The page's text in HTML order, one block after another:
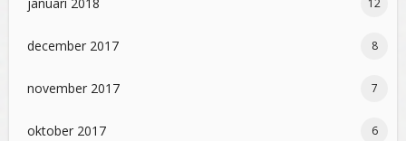
januari 2018
december 2017 8
november 2017 7
oktober 2017 6